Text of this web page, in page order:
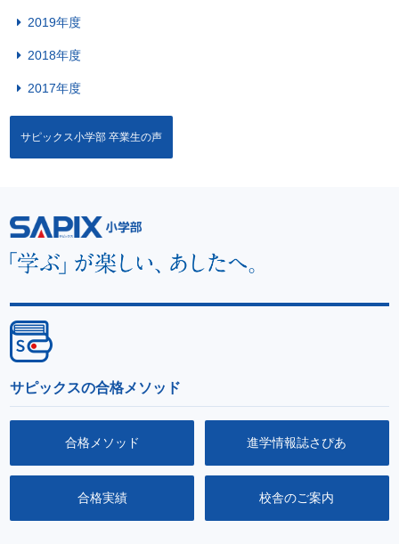
2019年度
2018年度
2017年度
サピックス小学部 卒業生の声
サピックスの合格メソッド
合格メソッド 進学情報誌さぴあ
合格実績 校舎のご案内